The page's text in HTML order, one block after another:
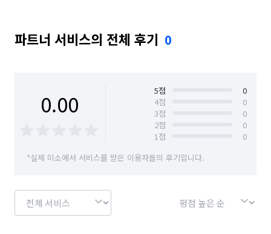
파트너 서비스의 전체 후기 0
0.00 5점
0
4점
0
3점
0
2점
0
1점
0
*실제 미소에서 서비스를 받은 이용자들의 후기입니다.